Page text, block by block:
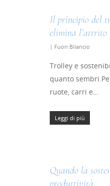
Il principio del
elimina l’attrito
| Fuori Bilancio
Trolley e
quanto
ruote, carri e…
Leggi di più
Quando la
produttività